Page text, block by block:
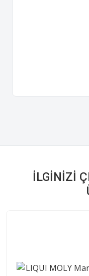
İLGINIZI